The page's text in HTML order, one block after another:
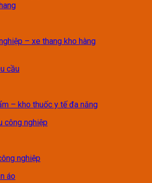
– xe thang kho hàng
– kho thuốc y tế đa năng
nghiệp